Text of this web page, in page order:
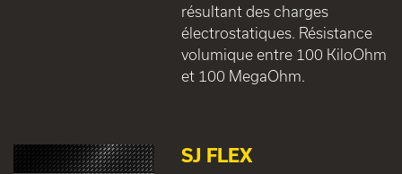
résultant des charges
électrostatiques. Résistance
volumique entre 100 KiloOhm
et 100 MegaOhm.
SJ FLEX